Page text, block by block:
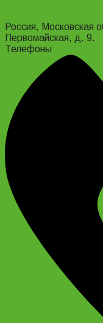
Россия, Московская
Первомайская, д. 9.
Телефоны